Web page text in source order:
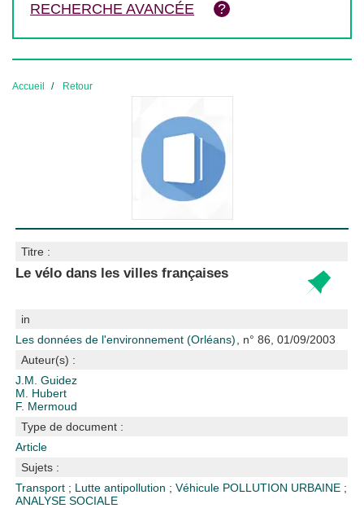
RECHERCHE AVANCÉE
Accueil Retour
Titre :
Le vélo dans les villes françaises
in
Les données de l'environnement (Orléans)
, n° 86, 01/09/2003
Auteur(s) :
J.M. Guidez
M. Hubert
F. Mermoud
Type de document :
Article
Sujets :
Transport ; Lutte antipollution ;Véhicule POLLUTION URBAINE ;
ANALYSE SOCIALE